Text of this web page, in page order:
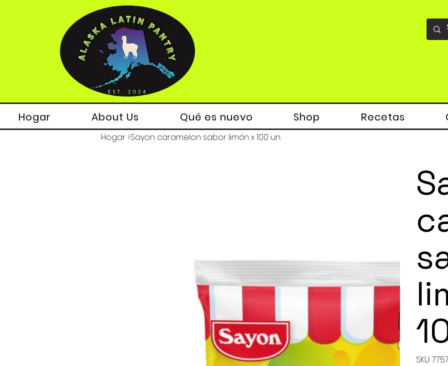
Hogar About Us Qué es nuevo Shop Recetas
Hogar >Sayon caramelon sabor limón x 100 un.
SKU: SKU